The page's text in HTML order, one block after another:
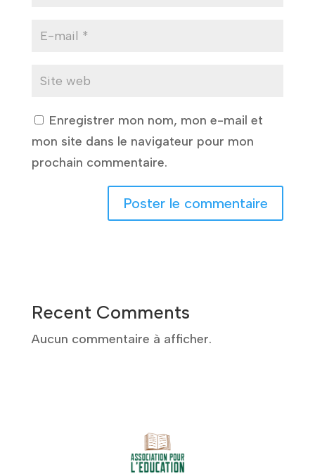
Enregistrer mon nom, mon e-mail et
mon site dans le navigateur pour mon
prochain commentaire.
r
n
Recent Comments
Aucun commentaire à afficher.